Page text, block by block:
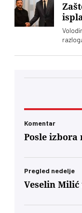
Komentar
Posle izbora
Pregled nedelje
Veselin